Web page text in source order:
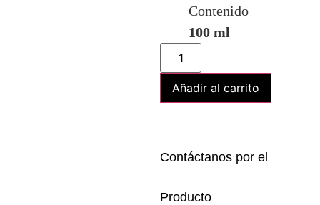
Contenido
100 ml
Añadir al carrito
Contáctanos por el
Producto